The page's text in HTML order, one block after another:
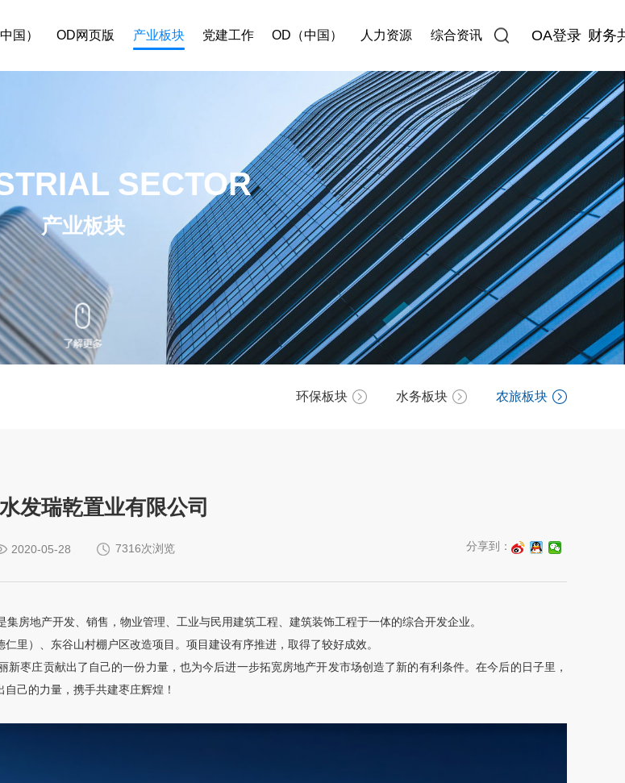
国） OD网页版 产业板块 党建工作 OD（中国） 人力资源 综合资讯 OA登录 财务
SECTOR
产业板块
环保板块 水务板块 农旅板块
发瑞乾置业有限公司
2020-05-28 7316次浏览 分享到：
房地产开发、销售，物业管理、工业与民用建筑工程、建筑装饰工程于一体的综合开发企业。
里）、东谷山村棚户区改造项目。项目建设有序推进，取得了较好成效。
枣庄贡献出了自己的一份力量，也为今后进一步拓宽房地产开发市场创造了新的有利条件。在今后的日子里，
己的力量，携手共建枣庄辉煌！